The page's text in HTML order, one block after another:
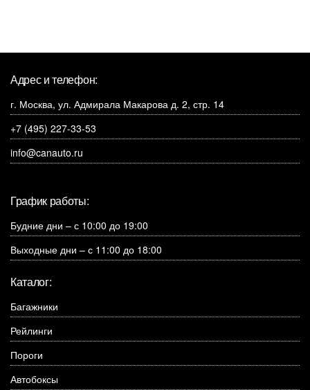
Адрес и телефон:
г. Москва, ул. Адмирала Макарова д. 2, стр. 14
+7 (495) 227-33-53
info@canauto.ru
График работы:
Будние дни – с 10:00 до 19:00
Выходные дни – с 11:00 до 18:00
Каталог:
Багажники
Рейлинги
Пороги
Автобоксы